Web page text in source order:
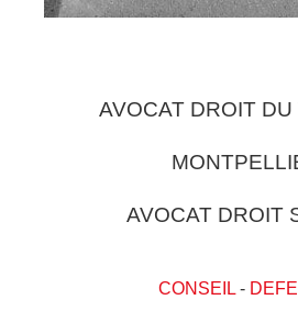
AVOCAT DROIT DU
AVOCAT DROIT
CONSEIL-